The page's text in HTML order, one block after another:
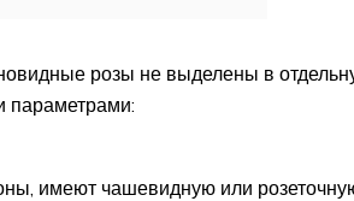
розы не выделены в
параметрами:
имеют чашевидную или